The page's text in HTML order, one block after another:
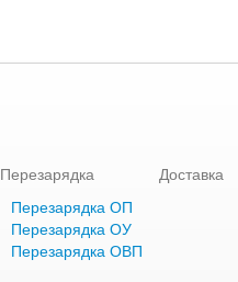
Перезарядка
Перезарядка ОП
Перезарядка ОУ
Перезарядка ОВП
Доставка